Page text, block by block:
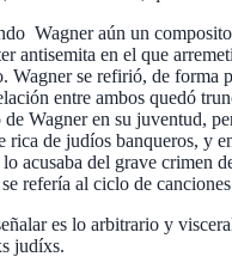
Wagner aún un
antisemita en el que
Wagner se refirió, de
entre ambos quedó
Wagner en su
de judíos banqueros,
acusaba del grave crimen
refería al ciclo de canciones
es lo arbitrario y
judíxs.